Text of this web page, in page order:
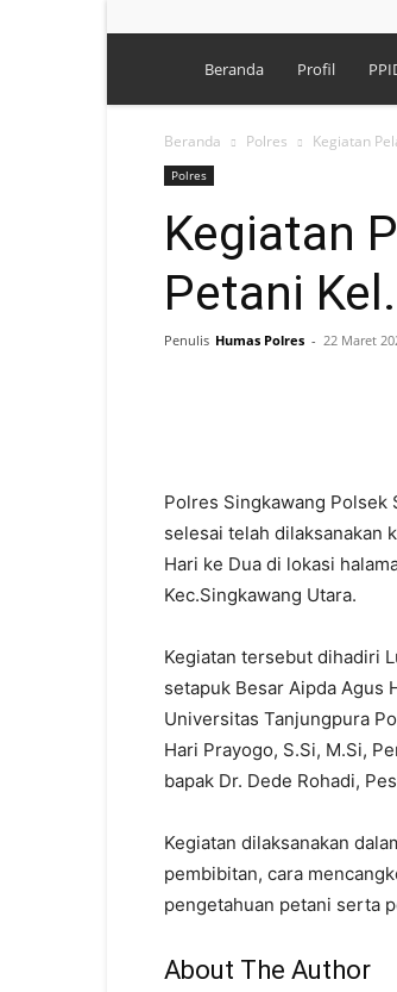
Polres
Singkawang
Beranda Profil
Beranda Polres Kegiatan
Polres
Kegiatan
Petani
Penulis Humas Polres - 22 Maret
Polres Singkawang Polsek
selesai telah dilaksanakan
Hari ke Dua di lokasi
Kec.Singkawang Utara.
Kegiatan tersebut dihadiri
setapuk Besar Aipda Agus
Universitas Tanjungpura
Hari Prayogo, S.Si, M.Si,
bapak Dr. Dede Rohadi,
Kegiatan dilaksanakan
pembibitan, cara
pengetahuan petani serta
About The Author